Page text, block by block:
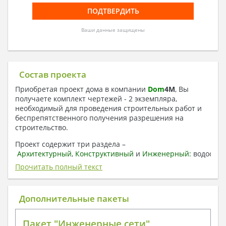
Ваши данные защищены
Состав проекта
Приобретая проект дома в компании Dom4M, Вы
получаете комплект чертежей - 2 экземпляра,
необходимый для проведения строительных работ и
беспрепятственного получения разрешения на
строительство.
Проект содержит три раздела –
Архитектурный, Конструктивный и Инженерный:
отопление, вентиляция, канализация,
электроснабжение (приобретается за дополнительную
плату) + Пояснительная записка.
1. Архитектурный раздел:
Прочитать полный текст
Дополнительные пакеты